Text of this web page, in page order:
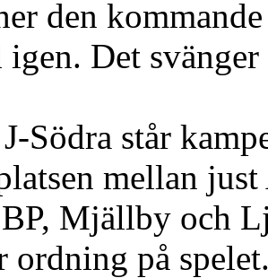
den
igen. Det
Södra står
mellan
Mjällby och
ordning på